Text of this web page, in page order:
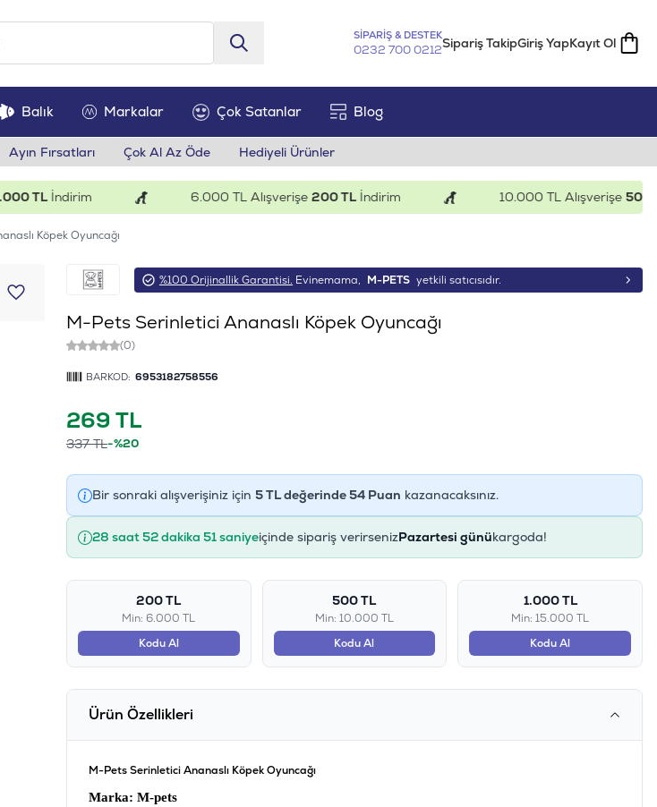
SİPARİŞ & DESTEK
0232 700 0212Sipariş TakipGiriş YapKayıt Ol
Balık Markalar Çok Satanlar Blog
Ayın Fırsatları Çok Al Az Öde Hediyeli Ürünler
TLİndirim 6.000 TL Alışverişe200 TLİndirim 10.000 TL Alışverişe500 TL
Köpek Oyuncağı
%100 Orijinallik Garantisi. Evinemama, M-PETS yetkili satıcısıdır.
M-Pets Serinletici Ananaslı Köpek Oyuncağı
(0)
BARKOD: 6953182758556
269TL
337TL-%20
Bir sonraki alışverişiniz için 5TL değerinde54Puan kazanacaksınız.
28 saat 52 dakika 51 saniyeiçinde sipariş verirsenizPazartesi günükargoda!
200 TL
Min: 6.000 TL
Kodu Al
500 TL
Min: 10.000 TL
Kodu Al
1.000 TL
Min: 15.000 TL
Kodu Al
Ürün Özellikleri
M-Pets Serinletici Ananaslı Köpek Oyuncağı
Marka: M-pets